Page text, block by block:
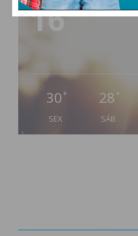
16°
30 °
SEX
28 °
SÁB